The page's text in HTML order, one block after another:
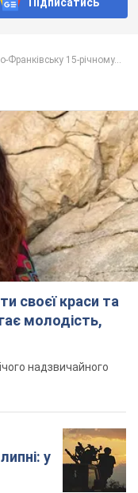
Франківську 15-річному...
своєї краси та
молодість,
надзвичайного
у